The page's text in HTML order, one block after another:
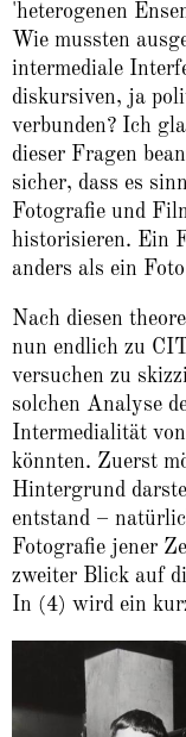
'heterogenen
Wie mussten
intermediale
diskursiven, ja
verbunden? Ich
dieser Fragen
sicher, dass es
Fotografie und
historisieren. Ein
anders als ein
Nach diesen
nun endlich zu
versuchen zu
solchen Analyse
Intermedialität
könnten. Zuerst
Hintergrund
entstand –
Fotografie jener
zweiter Blick auf
In (4) wird ein